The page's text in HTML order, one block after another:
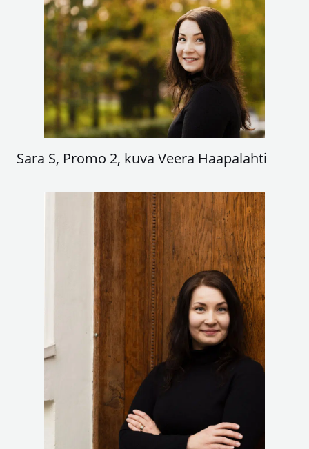
Sara S, Promo 2, kuva Veera Haapalahti